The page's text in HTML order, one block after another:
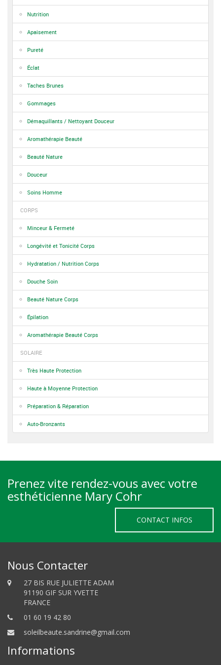
Nutrition
Apaisement
Pureté
Éclat
Taches Brunes
Gommages
Démaquillants / Nettoyant Douceur
Aromathérapie Beauté
Beauté Nature
Douceur
Soins Homme
CORPS
Minceur & Fermeté
Longévité et Tonicité Corps
Hydratation / Nutrition Corps
Douche Soin
Beauté Nature Corps
Épilation
Aromathérapie Beauté Corps
SOLAIRE
Très Haute Protection
Haute à Moyenne Protection
Préparation & Réparation
Auto-Bronzants
Prenez vite rendez-vous avec votre
esthéticienne Mary Cohr
CONTACT INFOS
Nous Contacter
27 BIS RUE JULIETTE ADAM
91190 GIF SUR YVETTE
FRANCE
01 60 19 42 80
soleilbeaute.sandrine@gmail.com
Informations